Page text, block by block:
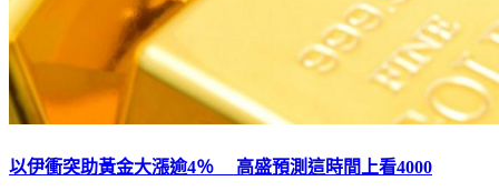
以伊衝突助黃金大漲逾4％ 高盛預測這時間上看4000